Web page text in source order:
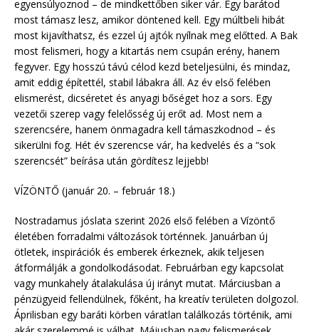
egyensúlyoznod – de mindkettőben siker vár. Egy barátod
most támasz lesz, amikor döntened kell. Egy múltbeli hibát
most kijavíthatsz, és ezzel új ajtók nyílnak meg előtted. A Bak
most felismeri, hogy a kitartás nem csupán erény, hanem
fegyver. Egy hosszú távú célod kezd beteljesülni, és mindaz,
amit eddig építettél, stabil lábakra áll. Az év első felében
elismerést, dicséretet és anyagi bőséget hoz a sors. Egy
vezetői szerep vagy felelősség új erőt ad. Most nem a
szerencsére, hanem önmagadra kell támaszkodnod – és
sikerülni fog. Hét év szerencse vár, ha kedvelés és a “sok
szerencsét” beírása után gördítesz lejjebb!
VÍZÖNTŐ (január 20. – február 18.)
Nostradamus jóslata szerint 2026 első felében a Vízöntő
életében forradalmi változások történnek. Januárban új
ötletek, inspirációk és emberek érkeznek, akik teljesen
átformálják a gondolkodásodat. Februárban egy kapcsolat
vagy munkahely átalakulása új irányt mutat. Márciusban a
pénzügyeid fellendülnek, főként, ha kreatív területen dolgozol.
Áprilisban egy baráti körben váratlan találkozás történik, ami